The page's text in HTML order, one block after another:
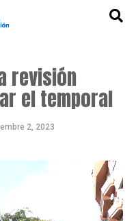
revisión
el temporal
2, 2023